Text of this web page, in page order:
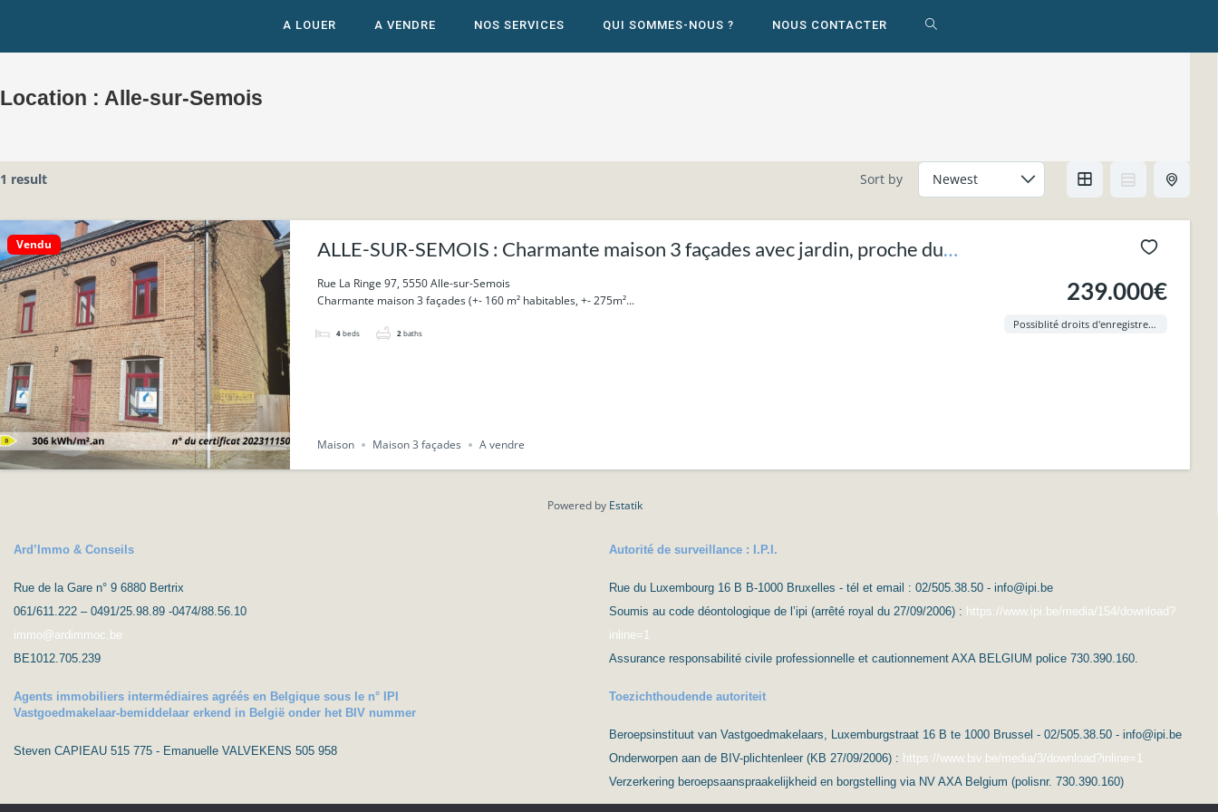
A LOUER A VENDRE NOS SERVICES QUI SOMMES-NOUS ? NOUS CONTACTER TOGGLE
Location : Alle-sur-Semois
1 result Sort by
Vendu
ALLE-SUR-SEMOIS : Charmante maison 3 façades avec jardin, proche du
centre du village.
Rue La Ringe 97, 5550 Alle-sur-Semois
Charmante maison 3 façades (+- 160 m² habitables, +- 275m²...
4 beds 2 baths
239.000€
Possiblité droits d'enregistrement à 3% !
Maison Maison 3 façades A vendre
Powered by Estatik
Ard’Immo & Conseils
Rue de la Gare n° 9 6880 Bertrix
061/611.222 – 0491/25.98.89 -0474/88.56.10
immo@ardimmoc.be
BE1012.705.239
Agents immobiliers intermédiaires agréés en Belgique sous le n° IPI
Vastgoedmakelaar-bemiddelaar erkend in België onder het BIV nummer
Steven CAPIEAU 515 775 - Emanuelle VALVEKENS 505 958
Autorité de surveillance : I.P.I.
Rue du Luxembourg 16 B B-1000 Bruxelles - tél et email : 02/505.38.50 - info@ipi.be
Soumis au code déontologique de l’ipi (arrêté royal du 27/09/2006) : https://www.ipi.be/media/154/download?
inline=1
Assurance responsabilité civile professionnelle et cautionnement AXA BELGIUM police 730.390.160.
Toezichthoudende autoriteit
Beroepsinstituut van Vastgoedmakelaars, Luxemburgstraat 16 B te 1000 Brussel - 02/505.38.50 - info@ipi.be
Onderworpen aan de BIV-plichtenleer (KB 27/09/2006) : https://www.biv.be/media/3/download?inline=1
Verzerkering beroepsaanspraakelijkheid en borgstelling via NV AXA Belgium (polisnr. 730.390.160)